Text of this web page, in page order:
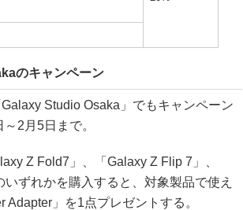
のキャンペーン
Studio Osaka」でもキャンペーン
2月5日まで。
Z Fold7」、「Galaxy Z Flip 7」、
ずれかを購入すると、対象製品で使え
」を1点プレゼントする。